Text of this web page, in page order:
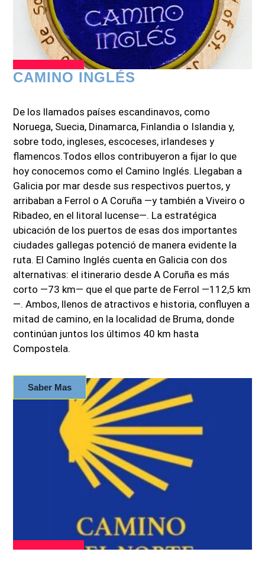
CAMINO INGLÉS
De los llamados países escandinavos, como
Noruega, Suecia, Dinamarca, Finlandia o Islandia y,
sobre todo, ingleses, escoceses, irlandeses y
flamencos.Todos ellos contribuyeron a fijar lo que
hoy conocemos como el Camino Inglés. Llegaban a
Galicia por mar desde sus respectivos puertos, y
arribaban a Ferrol o A Coruña —y también a Viveiro o
Ribadeo, en el litoral lucense—. La estratégica
ubicación de los puertos de esas dos importantes
ciudades gallegas potenció de manera evidente la
ruta. El Camino Inglés cuenta en Galicia con dos
alternativas: el itinerario desde A Coruña es más
corto —73 km— que el que parte de Ferrol —112,5 km
—. Ambos, llenos de atractivos e historia, confluyen a
mitad de camino, en la localidad de Bruma, donde
continúan juntos los últimos 40 km hasta
Compostela.
Saber Mas